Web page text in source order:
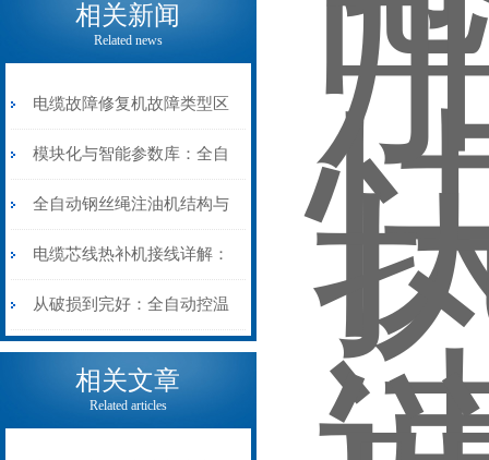
相关新闻
Related news
电缆故障修复机故障类型区
分指南：从“绝缘电
阻”到“波形特征”的精准诊
断逻辑
模块化与智能参数库：全自
动电缆修复机的快速换型逻
辑
全自动钢丝绳注油机结构与
工作原理：揭秘高效润滑的
机械密码
电缆芯线热补机接线详解：
从入门到精通
从破损到完好：全自动控温
电缆热补机的核心价值
相关文章
Related articles